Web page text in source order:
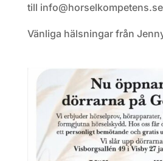
till info@horselkompetens.se
Vänliga hälsningar från